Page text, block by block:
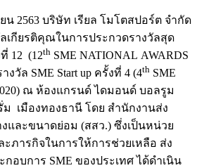
น 2563 บริษัท เรียล โมโตสปอร์ต จำกัด
เกียรติคุณในการประกวดรางวัลสุด
12 (12th SME NATIONAL AWARDS
งวัล SME Start up ครั้งที่ 4 (4th SME
ณ ห้องแกรนด์ ไดมอนด์ บอลรูม
เมืองทองธานี โดย สำนักงานส่ง
และขนาดย่อม (สสว.) ซึ่งเป็นหน่วย
ภารกิจในการให้การช่วยเหลือ ส่ง
อบการ SME ของประเทศ ได้ดำเนิน